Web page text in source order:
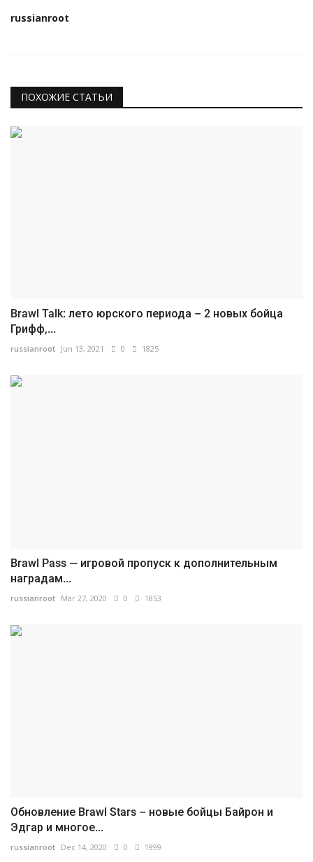
russianroot
ПОХОЖИЕ СТАТЬИ
Brawl Talk: лето юрского периода – 2 новых бойца
Грифф,...
russianroot Jun 13, 2021 0 1825
Brawl Pass — игровой пропуск к дополнительным
наградам...
russianroot Mar 27, 2020 0 1853
Обновление Brawl Stars – новые бойцы Байрон и
Эдгар и многое...
russianroot Dec 14, 2020 0 1999